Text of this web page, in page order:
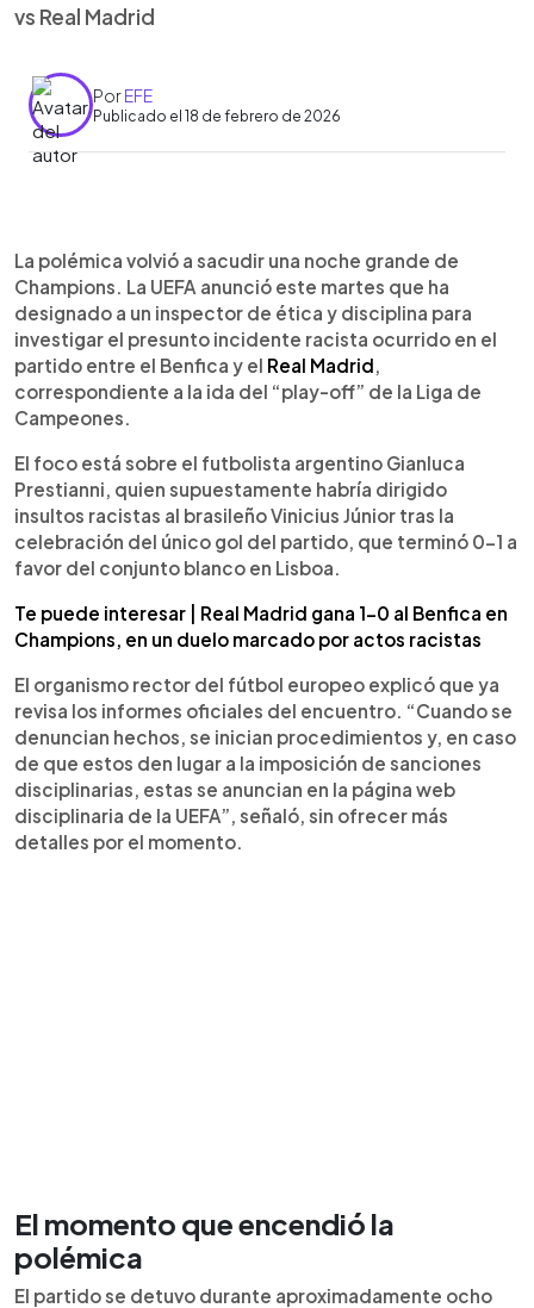
vs Real Madrid
PorEFE
Publicado el 18 de febrero de 2026
► Escuchar artículo
La UEFA abrió una investigación por un presunto
insulto racista contra Vinicius Júnior en el Benfica-
Real Madrid. Designó a un inspector tras la
denuncia contra Gianluca Prestianni por supuestos
insultos en la ida del “play-off” de la Liga de
Campeones, que terminó 0-1 en Lisboa. El
partido se detuvo ocho minutos en el 49 y el
árbitro François Letexier activó el protocolo.
Kylian Mbappé respaldó a Vinicius; Prestianni lo
negó. También se investigan objetos lanzados.
José Mourinho fue expulsado en el 84 y no estará
en el Santiago Bernabéu.
La polémica volvió a sacudir una noche grande de
Champions. La UEFA anunció este martes que ha
designado a un inspector de ética y disciplina para
investigar el presunto incidente racista ocurrido en el
partido entre el Benfica y el Real Madrid,
correspondiente a la ida del “play-off” de la Liga de
Campeones.
El foco está sobre el futbolista argentino Gianluca
Prestianni, quien supuestamente habría dirigido
insultos racistas al brasileño Vinicius Júnior tras la
celebración del único gol del partido, que terminó 0-1 a
favor del conjunto blanco en Lisboa.
Te puede interesar | Real Madrid gana 1-0 al Benfica en
Champions, en un duelo marcado por actos racistas
El organismo rector del fútbol europeo explicó que ya
revisa los informes oficiales del encuentro. “Cuando se
denuncian hechos, se inician procedimientos y, en caso
de que estos den lugar a la imposición de sanciones
disciplinarias, estas se anuncian en la página web
disciplinaria de la UEFA”, señaló, sin ofrecer más
detalles por el momento.
El momento que encendió la
polémica
El partido se detuvo durante aproximadamente ocho